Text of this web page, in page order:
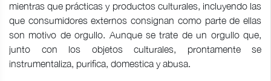
mientras que prácticas y productos culturales, incluyendo las
que consumidores externos consignan como parte de ellas
son motivo de orgullo. Aunque se trate de un orgullo que,
junto con los objetos culturales, prontamente se
instrumentaliza, purifica, domestica y abusa.